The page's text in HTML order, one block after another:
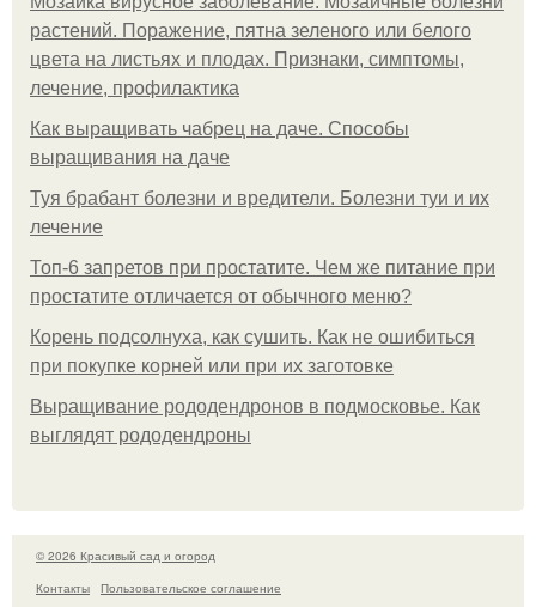
растений. Поражение, пятна зеленого или белого
цвета на листьях и плодах. Признаки, симптомы,
лечение, профилактика
Как выращивать чабрец на даче. Способы
выращивания на даче
Туя брабант болезни и вредители. Болезни туи и их
лечение
Топ-6 запретов при простатите. Чем же питание при
простатите отличается от обычного меню?
Корень подсолнуха, как сушить. Как не ошибиться
при покупке корней или при их заготовке
Выращивание рододендронов в подмосковье. Как
выглядят рододендроны
© 2026 Красивый сад и огород
Контакты
Пользовательское соглашение